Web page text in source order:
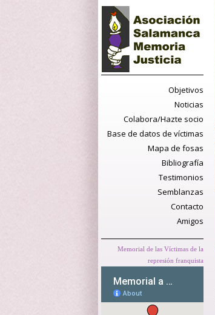
Objetivos
Noticias
Colabora/Hazte socio
Base de datos de víctimas
Mapa de fosas
Bibliografía
Testimonios
Semblanzas
Contacto
Amigos
Memorial de las Víctimas de la
represión franquista